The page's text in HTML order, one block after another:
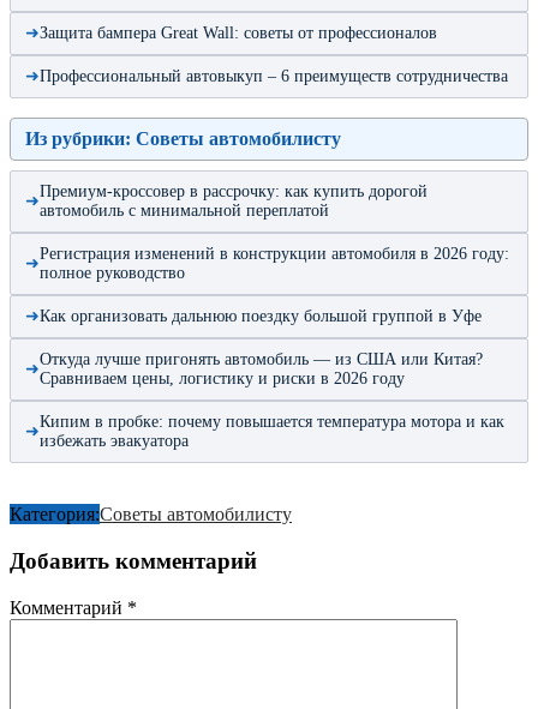
Защита бампера Great Wall: советы от профессионалов
Профессиональный автовыкуп – 6 преимуществ сотрудничества
Из рубрики: Советы автомобилисту
Премиум-кроссовер в рассрочку: как купить дорогой
автомобиль с минимальной переплатой
Регистрация изменений в конструкции автомобиля в 2026 году:
полное руководство
Как организовать дальнюю поездку большой группой в Уфе
Откуда лучше пригонять автомобиль — из США или Китая?
Сравниваем цены, логистику и риски в 2026 году
Кипим в пробке: почему повышается температура мотора и как
избежать эвакуатора
Категория:Советы автомобилисту
Добавить комментарий
Комментарий *